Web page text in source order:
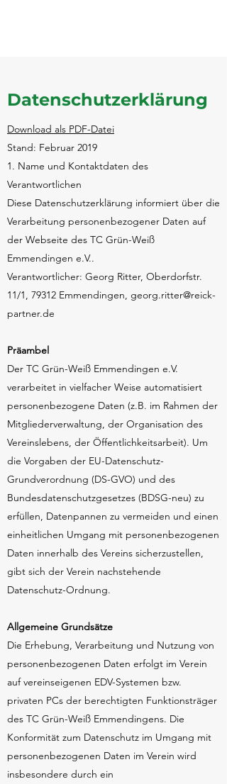
Datenschutzerklärung
Download als PDF-Datei
Stand: Februar 2019
1. Name und Kontaktdaten des
Verantwortlichen
Diese Datenschutzerklärung informiert über die
Verarbeitung personenbezogener Daten auf
der Webseite des TC Grün-Weiß
Emmendingen e.V..
Verantwortlicher: Georg Ritter, Oberdorfstr.
11/1, 79312 Emmendingen, georg.ritter@reick-
partner.de
Präambel
Der TC Grün-Weiß Emmendingen e.V.
verarbeitet in vielfacher Weise automatisiert
personenbezogene Daten (z.B. im Rahmen der
Mitgliederverwaltung, der Organisation des
Vereinslebens, der Öffentlichkeitsarbeit). Um
die Vorgaben der EU-Datenschutz-
Grundverordnung (DS-GVO) und des
Bundesdatenschutzgesetzes (BDSG-neu) zu
erfüllen, Datenpannen zu vermeiden und einen
einheitlichen Umgang mit personenbezogenen
Daten innerhalb des Vereins sicherzustellen,
gibt sich der Verein nachstehende
Datenschutz-Ordnung.
Allgemeine Grundsätze
Die Erhebung, Verarbeitung und Nutzung von
personenbezogenen Daten erfolgt im Verein
auf vereinseigenen EDV-Systemen bzw.
privaten PCs der berechtigten Funktionsträger
des TC Grün-Weiß Emmendingens. Die
Konformität zum Datenschutz im Umgang mit
personenbezogenen Daten im Verein wird
insbesondere durch ein